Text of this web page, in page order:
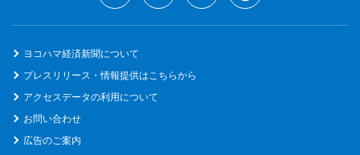
ヨコハマ経済新聞について
プレスリリース・情報提供はこちらから
アクセスデータの利用について
お問い合わせ
広告のご案内